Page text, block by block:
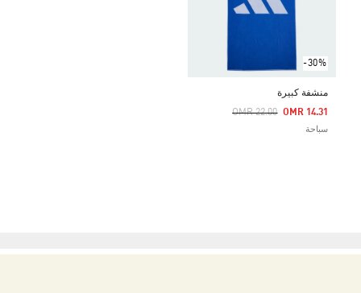
-30%
منشفة كبيرة
Price Reduced From
OMR 22.00
To OMR 14.31
سباحة